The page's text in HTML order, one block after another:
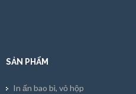
SẢN PHẨM
In ấn bao bì, vỏ hộp